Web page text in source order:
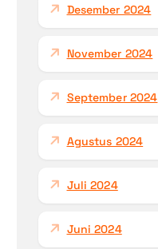
Desember 2024
November 2024
September 2024
Agustus 2024
Juli 2024
Juni 2024